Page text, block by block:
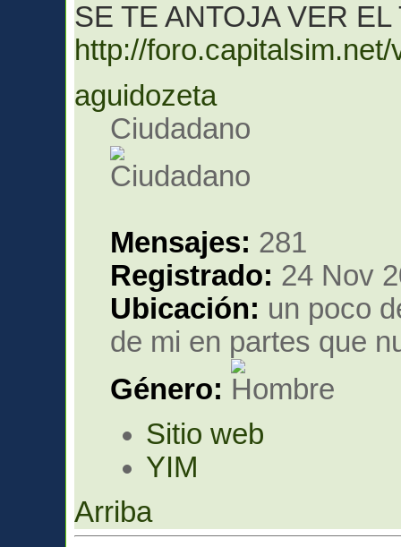
SE TE ANTOJA VER
http://
aguidozeta
Ciudadano
Mensajes: 281
Registrado: 24 Nov
Ubicación: un poco
de mi en partes que
Género:
Sitio web
YIM
Arriba